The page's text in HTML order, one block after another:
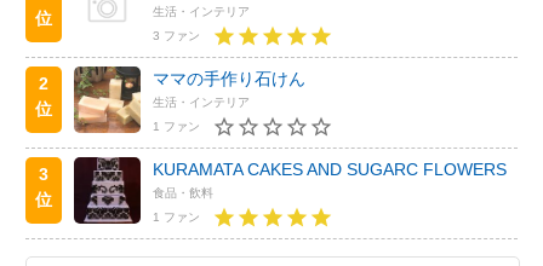
位
生活・インテリア
3 ファン
2
位
ママの手作り石けん
生活・インテリア
1 ファン
3
位
KURAMATA CAKES AND SUGARC FLOWERS
食品・飲料
1 ファン